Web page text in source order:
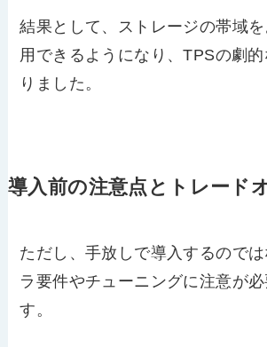
結果として、ストレージの帯域
用できるようになり、TPSの劇
りました。
導入前の注意点とトレード
ただし、手放しで導入するので
ラ要件やチューニングに注意が必
す。